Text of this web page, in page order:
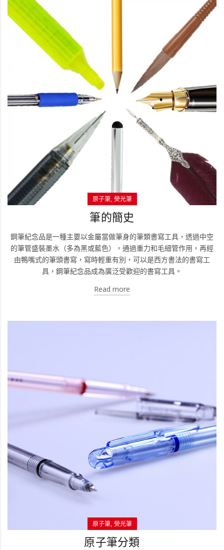
原子筆 熒光筆
筆的簡史
鋼筆紀念品是一種主要以金屬當做筆身的筆類書寫工具，透過中空
的筆管盛裝墨水（多為黑或藍色），通過重力和毛細管作用，再經
由鴨嘴式的筆頭書寫，寫時輕重有別，可以是西方書法的書寫工
具，鋼筆紀念品成為廣泛受歡迎的書寫工具。
Read more
原子筆 熒光筆
原子筆分類